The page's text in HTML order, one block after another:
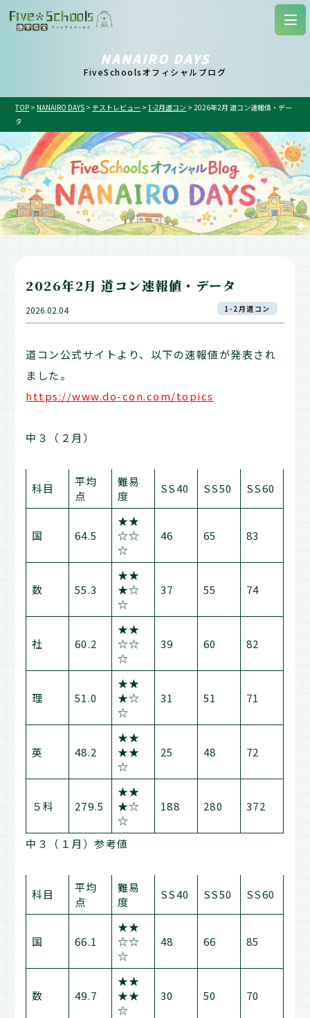
NANAIRO DAYS
FiveSchoolsオフィシャルブログ
TOP > NANAIRO DAYS > テストレビュー >1-2月道コン >2026年2月 道コン速報値・デー
タ
2026年2月 道コン速報値・データ
2026.02.04 1-2月道コン
道コン公式サイトより、以下の速報値が発表され
ました。
https://www.do-con.com/topics
中３（２月）
科目
平均
点
難易
度
SS40 SS50 SS60
国 64.5
★★
☆☆
☆
46 65 83
数 55.3
★★
★☆
☆
37 55 74
社 60.2
★★
☆☆
☆
39 60 82
理 51.0
★★
★☆
☆
31 51 71
英 48.2
★★
★★
☆
25 48 72
５科 279.5
★★
★☆
☆
188 280 372
中３（１月）参考値
科目
平均
点
難易
度
SS40 SS50 SS60
国 66.1
★★
☆☆
☆
48 66 85
数 49.7
★★
★★
☆
30 50 70